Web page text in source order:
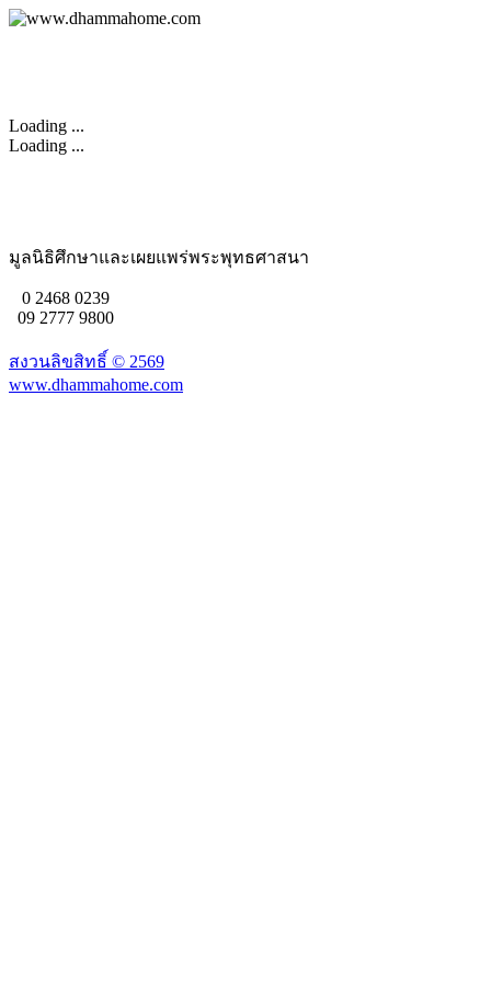
Loading ...
Loading ...
มูลนิธิศึกษาและเผยแพร่พระพุทธศาสนา
0 2468 0239
09 2777 9800
สงวนลิขสิทธิ์ © 2569
www.dhammahome.com